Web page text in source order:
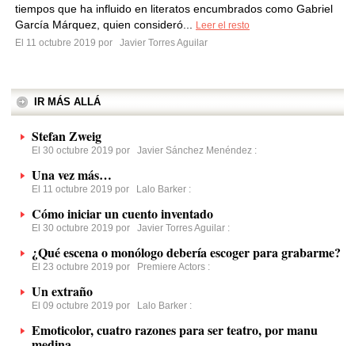
tiempos que ha influido en literatos encumbrados como Gabriel
García Márquez, quien consideró...
Leer el resto
El 11 octubre 2019 por
Javier Torres Aguilar
IR MÁS ALLÁ
Stefan Zweig
El 30 octubre 2019 por Javier Sánchez Menéndez :
Una vez más…
El 11 octubre 2019 por Lalo Barker :
Cómo iniciar un cuento inventado
El 30 octubre 2019 por Javier Torres Aguilar :
¿Qué escena o monólogo debería escoger para grabarme?
El 23 octubre 2019 por Premiere Actors :
Un extraño
El 09 octubre 2019 por Lalo Barker :
Emoticolor, cuatro razones para ser teatro, por manu